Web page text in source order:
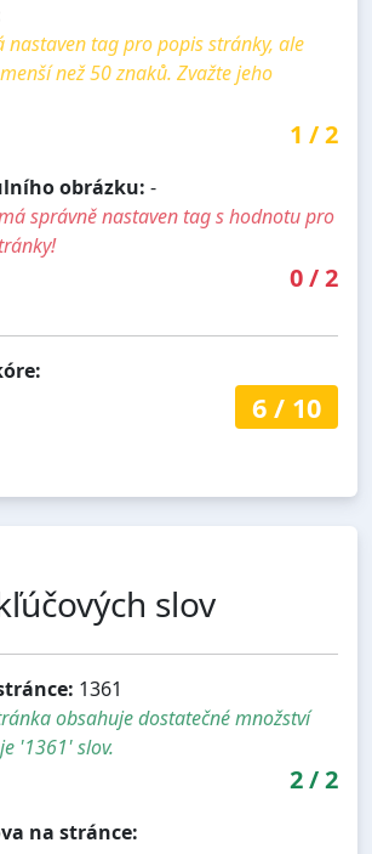
nastaven tag pro popis stránky, ale
než 50 znaků. Zvažte jeho
1 /2
obrázku: -
správně nastaven tag s hodnotu pro
0/2
6/ 10
slov
1361
obsahuje dostatečné množství
'1361' slov.
2/2
na stránce: